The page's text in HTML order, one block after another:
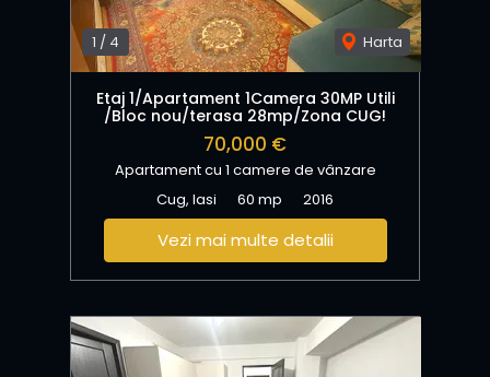
1 / 4 Harta
Etaj 1/Apartament 1Camera 30MP Utili
/Bloc nou/terasa 28mp/Zona CUG!
70,000 €
Apartament cu 1 camere de vânzare
Cug, Iasi
60 mp 2016
Vezi mai multe detalii